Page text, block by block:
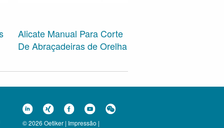
Alicate Manual Para Corte
De Abraçadeiras de Orelha
© 2026 Oetiker | Impressão |